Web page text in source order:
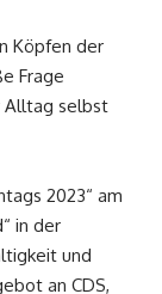
Köpfen der
Frage
Alltag selbst
2023“ am
in der
und
an CDS,